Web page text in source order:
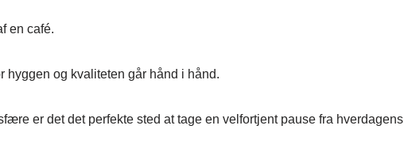
en café.
hyggen og kvaliteten går hånd i hånd.
er det det perfekte sted at tage en velfortjent pause fra hverdagens